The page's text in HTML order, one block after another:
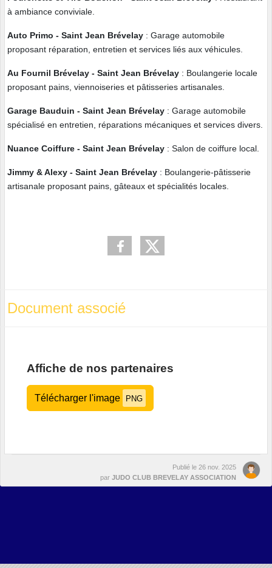
à ambiance conviviale.
Auto Primo - Saint Jean Brévelay : Garage automobile
proposant réparation, entretien et services liés aux véhicules.
Au Fournil Brévelay - Saint Jean Brévelay : Boulangerie locale
proposant pains, viennoiseries et pâtisseries artisanales.
Garage Bauduin - Saint Jean Brévelay : Garage automobile
spécialisé en entretien, réparations mécaniques et services divers.
Nuance Coiffure - Saint Jean Brévelay : Salon de coiffure local.
Jimmy & Alexy - Saint Jean Brévelay : Boulangerie-pâtisserie
artisanale proposant pains, gâteaux et spécialités locales.
Document associé
Affiche de nos partenaires
Télécharger l'image PNG
Publié le 26 nov. 2025
par JUDO CLUB BREVELAY ASSOCIATION